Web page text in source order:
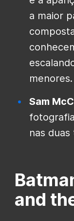
a maior
menores.
Sam
nas
and